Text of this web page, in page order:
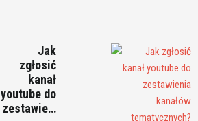
Jak
zgłosić
kanał
youtube do
zestawie…